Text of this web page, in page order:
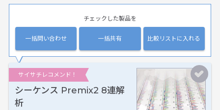
チェックした製品を
一括問い合わせ 一括共有 比較リストに入れる
サイサチレコメンド！
シーケンス Premix2 8連解
析